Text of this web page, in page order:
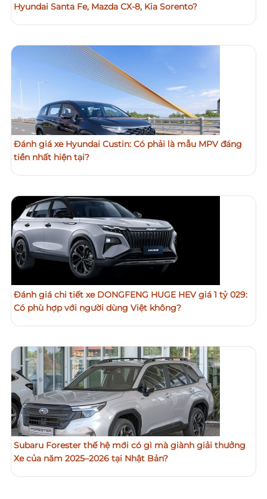
Hyundai Santa Fe, Mazda CX-8, Kia Sorento?
Đánh giá xe Hyundai Custin: Có phải là mẫu MPV đáng
tiền nhất hiện tại?
Đánh giá chi tiết xe DONGFENG HUGE HEV giá 1 tỷ 029:
Có phù hợp với người dùng Việt không?
Subaru Forester thế hệ mới có gì mà giành giải thưởng
Xe của năm 2025–2026 tại Nhật Bản?